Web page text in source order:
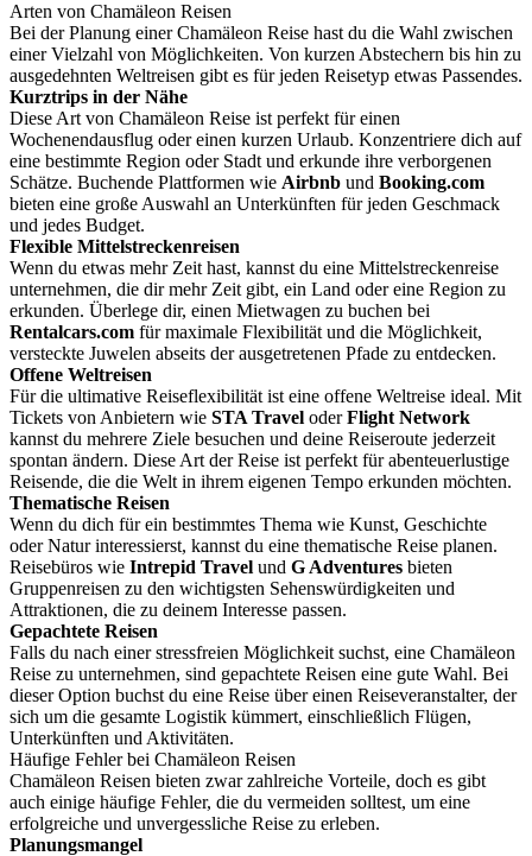
Arten von Chamäleon Reisen
Bei der Planung einer Chamäleon Reise hast du die Wahl zwischen
einer Vielzahl von Möglichkeiten. Von kurzen Abstechern bis hin zu
ausgedehnten Weltreisen gibt es für jeden Reisetyp etwas Passendes.
Kurztrips in der Nähe
Diese Art von Chamäleon Reise ist perfekt für einen
Wochenendausflug oder einen kurzen Urlaub. Konzentriere dich auf
eine bestimmte Region oder Stadt und erkunde ihre verborgenen
Schätze. Buchende Plattformen wie Airbnb und Booking.com
bieten eine große Auswahl an Unterkünften für jeden Geschmack
und jedes Budget.
Flexible Mittelstreckenreisen
Wenn du etwas mehr Zeit hast, kannst du eine Mittelstreckenreise
unternehmen, die dir mehr Zeit gibt, ein Land oder eine Region zu
erkunden. Überlege dir, einen Mietwagen zu buchen bei
Rentalcars.com für maximale Flexibilität und die Möglichkeit,
versteckte Juwelen abseits der ausgetretenen Pfade zu entdecken.
Offene Weltreisen
Für die ultimative Reiseflexibilität ist eine offene Weltreise ideal. Mit
Tickets von Anbietern wie STA Travel oderFlight Network
kannst du mehrere Ziele besuchen und deine Reiseroute jederzeit
spontan ändern. Diese Art der Reise ist perfekt für abenteuerlustige
Reisende, die die Welt in ihrem eigenen Tempo erkunden möchten.
Thematische Reisen
Wenn du dich für ein bestimmtes Thema wie Kunst, Geschichte
oder Natur interessierst, kannst du eine thematische Reise planen.
Reisebüros wie Intrepid Travel und G Adventures bieten
Gruppenreisen zu den wichtigsten Sehenswürdigkeiten und
Attraktionen, die zu deinem Interesse passen.
Gepachtete Reisen
Falls du nach einer stressfreien Möglichkeit suchst, eine Chamäleon
Reise zu unternehmen, sind gepachtete Reisen eine gute Wahl. Bei
dieser Option buchst du eine Reise über einen Reiseveranstalter, der
sich um die gesamte Logistik kümmert, einschließlich Flügen,
Unterkünften und Aktivitäten.
Häufige Fehler bei Chamäleon Reisen
Chamäleon Reisen bieten zwar zahlreiche Vorteile, doch es gibt
auch einige häufige Fehler, die du vermeiden solltest, um eine
erfolgreiche und unvergessliche Reise zu erleben.
Planungsmangel